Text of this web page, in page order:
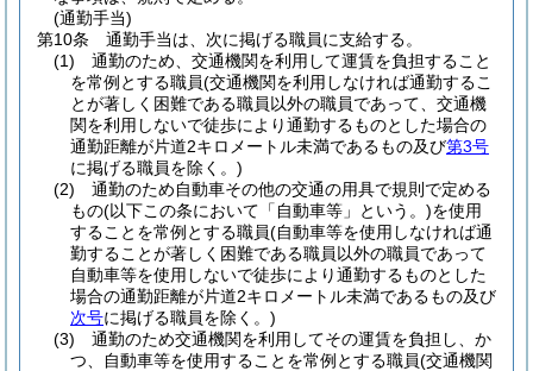
(通勤手当)
第10条
通勤手当は、次に掲げる職員に支給する。
(1)
通勤のため、交通機関を利用して運賃を負担すること
を常例とする職員(交通機関を利用しなければ通勤するこ
とが著しく困難である職員以外の職員であって、交通機
関を利用しないで徒歩により通勤するものとした場合の
通勤距離が片道2キロメートル未満であるもの及び第3号
に掲げる職員を除く。)
(2)
通勤のため自動車その他の交通の用具で規則で定める
もの(以下この条において「自動車等」という。)を使用
することを常例とする職員(自動車等を使用しなければ通
勤することが著しく困難である職員以外の職員であって
自動車等を使用しないで徒歩により通勤するものとした
場合の通勤距離が片道2キロメートル未満であるもの及び
次号に掲げる職員を除く。)
(3)
通勤のため交通機関を利用してその運賃を負担し、か
つ、自動車等を使用することを常例とする職員(交通機関